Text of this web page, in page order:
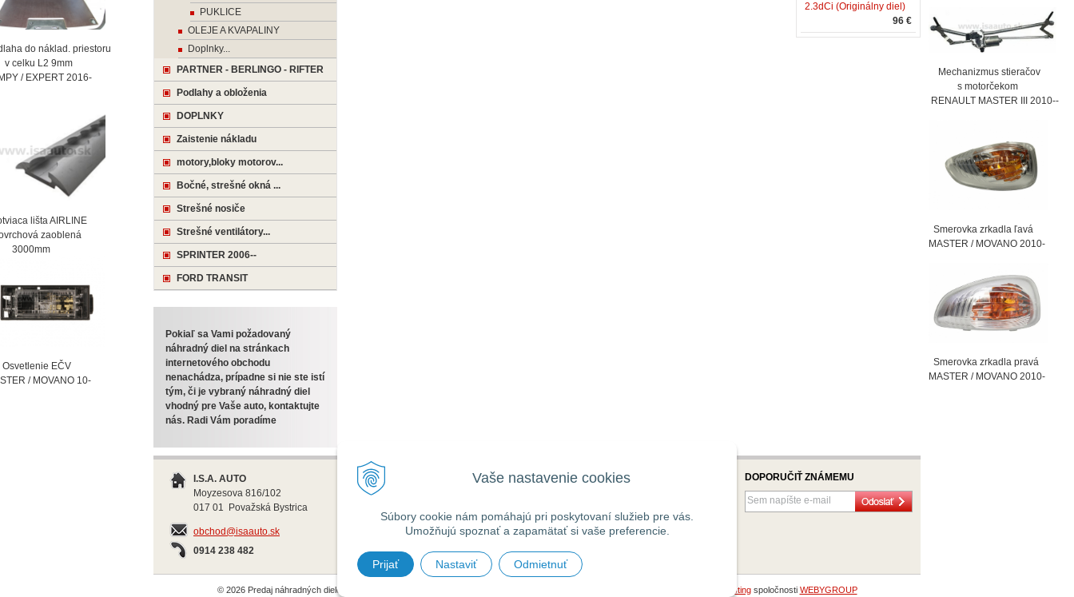
Vaše nastavenie cookies
Súbory cookie nám pomáhajú pri poskytovaní služieb pre vás.
Umožňujú spoznať a zapamätať si vaše preferencie.
Prijať Nastaviť Odmietnuť
2.3dCi (Originálny diel)
96 €
PUKLICE
OLEJE A KVAPALINY
Doplnky...
PARTNER - BERLINGO - RIFTER
Podlahy a obloženia
DOPLNKY
Zaistenie nákladu
motory,bloky motorov...
Bočné, strešné okná ...
Strešné nosiče
Strešné ventilátory...
SPRINTER 2006--
FORD TRANSIT
Pokiaľ sa Vami požadovaný
náhradný diel na stránkach
internetového obchodu
nenachádza, prípadne si nie ste istí
tým, či je vybraný náhradný diel
vhodný pre Vaše auto, kontaktujte
nás. Radi Vám poradíme
I.S.A. AUTO
Moyzesova 816/102
017 01 Považská Bystrica
obchod@isaauto.sk
0914 238 482
VŠEOBECNÉ
Ako nakupovať
Informácie
Obchodné podmienky
UŽITOČNÉ
Registrácia
Zabudnuté heslo
DOPORUČIŤ ZNÁMEMU
© 2026 Predaj náhradných dielov na úžitkové vozidlá MASTER, MOVANO a mnoho ďaľších • webhostingspoločnosti WEBYGROUP
do náklad. priestoru
L2 9mm
/ EXPERT 2016-
lišta AIRLINE
zaoblená
EČV
/ MOVANO 10-
Mechanizmus stieračov
s motorčekom
RENAULT MASTER III 2010--
Smerovka zrkadla ľavá
MASTER / MOVANO 2010-
Smerovka zrkadla pravá
MASTER / MOVANO 2010-